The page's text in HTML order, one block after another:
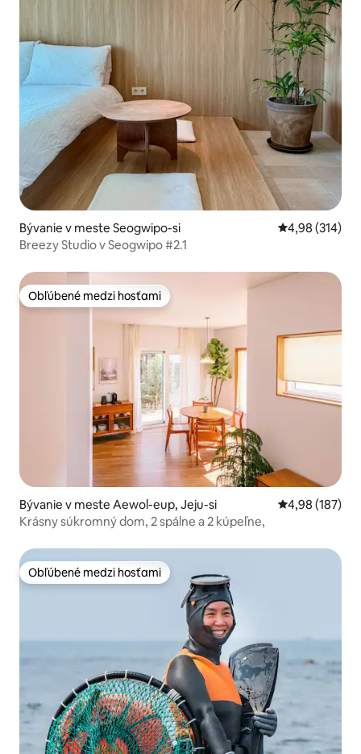
Bývanie v meste Seogwipo-si Priemerné
4,98 (314)
Breezy Studio v Seogwipo #2.1
Obľúbené medzi hosťami
Obľúbené medzi hosťami
Bývanie v meste Aewol-eup, Jeju-si Priemerné
4,98 (187)
Krásny súkromný dom, 2 spálne a 2 kúpeľne,
Obľúbené medzi hosťami
Obľúbené medzi hosťami